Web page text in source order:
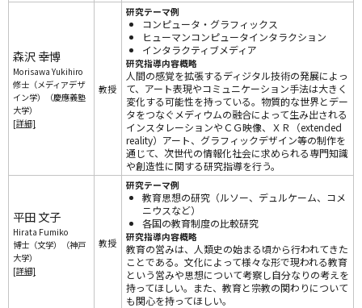
森沢 幸博
Morisawa Yukihiro
修士（メディアデザ
イン学）（慶應義塾
大学）
[詳細]
教授
研究テーマ例
コンピュータ・グラフィックス
ヒューマンコンピュータインタラクション
インタラクティブメディア
研究指導内容概略
人間の感覚を拡張するディジタル技術の発展によっ
て、アート表現やコミュニケーション手法は大きく
変化する可能性を持っている。物質的な世界とデー
タをつなぐメディウムの融合によって生み出される
インスタレーションやＣＧ映像、ＸＲ（extended
reality）アート、グラフィックデザイン等の制作を
通じて、次世代の情報化社会に求められる専門知識
や創造性に関する研究指導を行う。
平田 文子
Hirata Fumiko
博士（文学）（神戸
大学）
[詳細]
教授
研究テーマ例
教育思想の研究（ルソー、デュルケーム、コメ
ニウスなど）
各国の教育制度の比較研究
研究指導内容概略
教育の営みは、人類史の始まる頃から行われてきた
ことである。文化によって様々な形で現われる教育
という営みや思想について考察し自分なりの考えを
持ってほしい。また、教育と宗教の関わりについて
も関心を持ってほしい。